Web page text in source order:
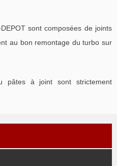
sont composées de joints
au bon remontage du turbo sur
pâtes à joint sont strictement